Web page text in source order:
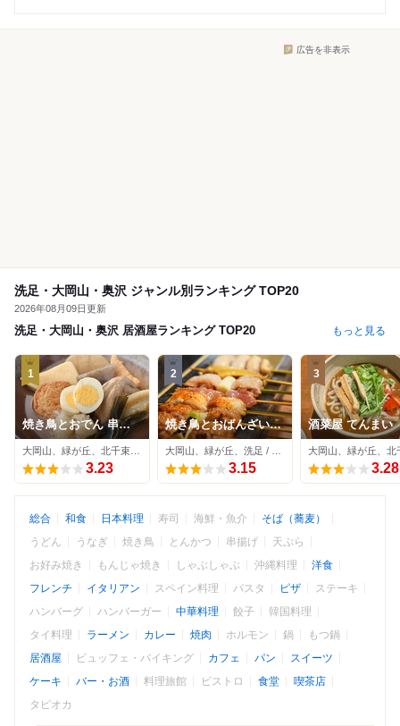
広告を非表示
洗足・大岡山・奥沢 ジャンル別ランキング TOP20
2026年08月09日更新
洗足・大岡山・奥沢 居酒屋ランキング TOP20 もっと見る
1
焼き鳥とおでん 串炊
きや 大岡山店
3.23
2
焼き鳥とおばんざい
梶の葉
3.15
3
酒菜屋 てんまい
3.28
総合 和食 日本料理 寿司 海鮮・魚介
そば（蕎麦）
うどん
うなぎ 焼き鳥 とんかつ 串揚げ
天ぷら
お好み焼き
もんじゃ焼き しゃぶしゃぶ 沖縄料理
洋食
フレンチ
イタリアン スペイン料理 パスタ ピザ
ステーキ
ハンバーグ
ハンバーガー 中華料理 餃子
韓国料理
タイ料理
ラーメン カレー 焼肉 ホルモン 鍋
もつ鍋
居酒屋
ビュッフェ・バイキング カフェ パン
スイーツ
ケーキ
バー・お酒 料理旅館 ビストロ 食堂
喫茶店
タピオカ